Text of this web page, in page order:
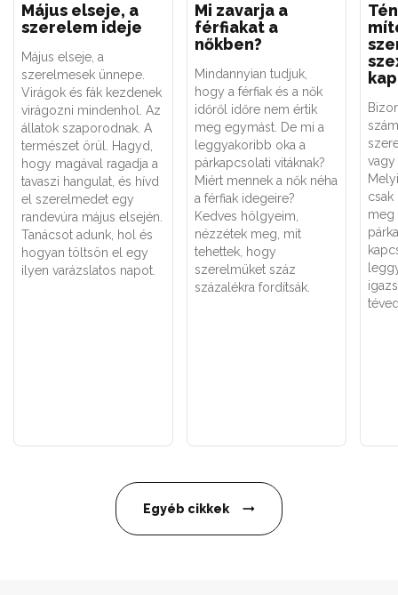
Május elseje, a
szerelem ideje
Május elseje, a
szerelmesek ünnepe.
Virágok és fák kezdenek
virágozni mindenhol. Az
állatok szaporodnak. A
természet örül. Hagyd,
hogy magával ragadja a
tavaszi hangulat, és hívd
el szerelmedet egy
randevúra május elsején.
Tanácsot adunk, hol és
hogyan töltsön el egy
ilyen varázslatos napot.
Mi zavarja a
férfiakat a
nőkben?
Mindannyian tudjuk,
hogy a férfiak és a nők
időről időre nem értik
meg egymást. De mi a
leggyakoribb oka a
párkapcsolati vitáknak?
Miért mennek a nők néha
a férfiak idegeire?
Kedves hölgyeim,
nézzétek meg, mit
tehettek, hogy
szerelmüket száz
százalékra fordítsák.
vagy
csak
meg
Egyéb cikkek